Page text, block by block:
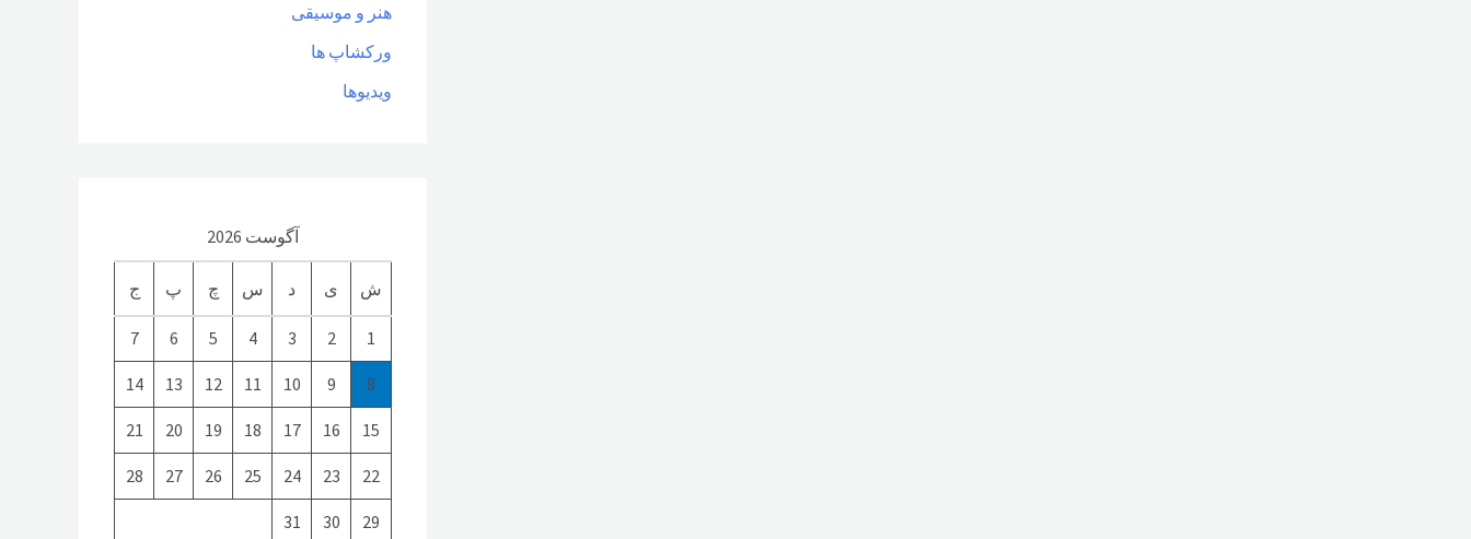
هنر و موسیقی
ورکشاپ ها
ویدیوها
آگوست 2026
ش ی د س چ پ ج
1
2
3
4
5
6
7
8
9
10
11
12
13
14
15
16
17
18
19
20
21
22
23
24
25
26
27
28
29
30
31